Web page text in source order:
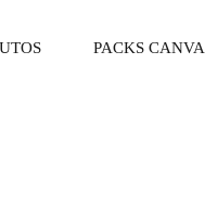
PACKS CANVA